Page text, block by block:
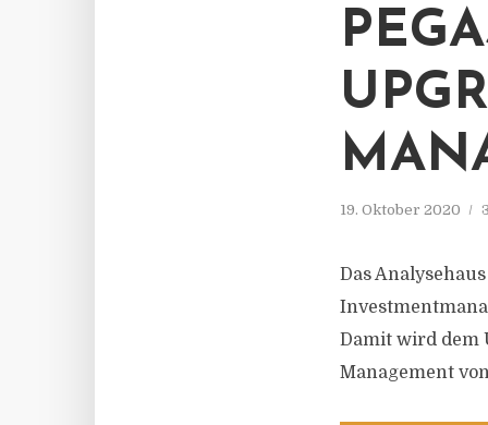
19. Oktober 2020
Das
Damit wird dem
Management